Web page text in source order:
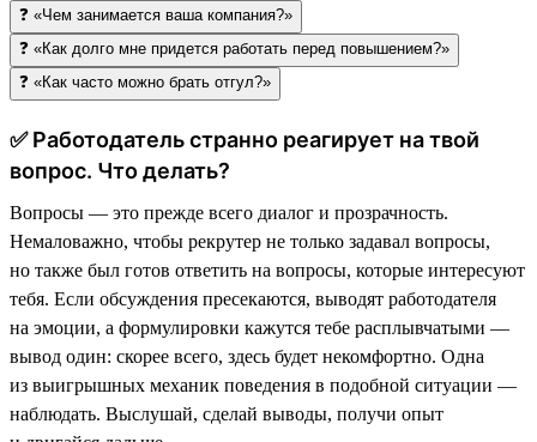
❓ «Чем занимается ваша компания?»
❓ «Как долго мне придется работать перед повышением?»
❓ «Как часто можно брать отгул?»
✅ Работодатель странно реагирует на твой
вопрос. Что делать?
Вопросы — это прежде всего диалог и прозрачность.
Немаловажно, чтобы рекрутер не только задавал вопросы,
но также был готов ответить на вопросы, которые интересуют
тебя. Если обсуждения пресекаются, выводят работодателя
на эмоции, а формулировки кажутся тебе расплывчатыми —
вывод один: скорее всего, здесь будет некомфортно. Одна
из выигрышных механик поведения в подобной ситуации —
наблюдать. Выслушай, сделай выводы, получи опыт